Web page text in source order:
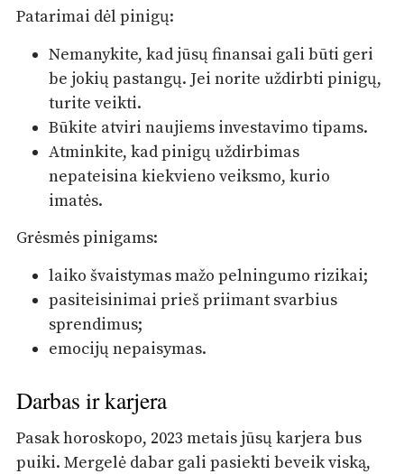
Patarimai dėl pinigų:
Nemanykite, kad jūsų finansai gali būti geri
be jokių pastangų. Jei norite uždirbti pinigų,
turite veikti.
Būkite atviri naujiems investavimo tipams.
Atminkite, kad pinigų uždirbimas
nepateisina kiekvieno veiksmo, kurio
imatės.
Grėsmės pinigams:
laiko švaistymas mažo pelningumo rizikai;
pasiteisinimai prieš priimant svarbius
sprendimus;
emocijų nepaisymas.
Darbas ir karjera
Pasak horoskopo, 2023 metais jūsų karjera bus
puiki. Mergelė dabar gali pasiekti beveik viską,